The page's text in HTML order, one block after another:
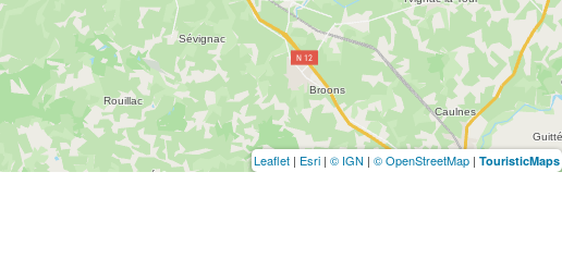
Leaflet | Esri | © IGN | © OpenStreetMap | TouristicMaps